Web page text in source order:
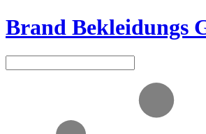
Brand Bekleidungs